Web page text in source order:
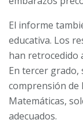
El informe
educativa. Los
han retrocedido
En tercer grado,
comprensión de
Matemáticas,
adecuados.